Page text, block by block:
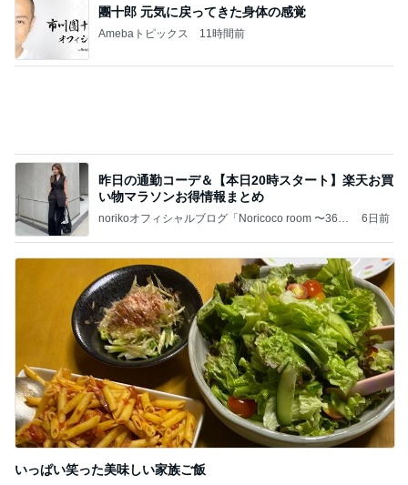
團十郎 元気に戻ってきた身体の感覚
Amebaトピックス 11時間前
昨日の通勤コーデ＆【本日20時スタート】楽天お買
い物マラソンお得情報まとめ
norikoオフィシャルブログ「Noricoco room 〜365
6日前
いっぱい笑った美味しい家族ご飯